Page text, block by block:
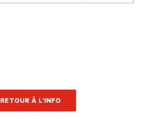
RETOUR À L'INFO